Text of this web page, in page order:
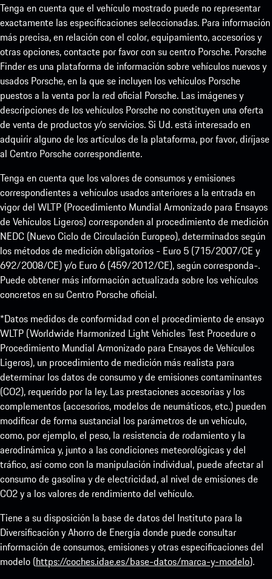
Tenga en cuenta que el vehículo mostrado puede no representar
exactamente las especificaciones seleccionadas. Para información
más precisa, en relación con el color, equipamiento, accesorios y
otras opciones, contacte por favor con su centro Porsche. Porsche
Finder es una plataforma de información sobre vehículos nuevos y
usados Porsche, en la que se incluyen los vehículos Porsche
puestos a la venta por la red oficial Porsche. Las imágenes y
descripciones de los vehículos Porsche no constituyen una oferta
de venta de productos y/o servicios. Si Ud. está interesado en
adquirir alguno de los artículos de la plataforma, por favor, diríjase
al Centro Porsche correspondiente.
Tenga en cuenta que los valores de consumos y emisiones
correspondientes a vehículos usados anteriores a la entrada en
vigor del WLTP (Procedimiento Mundial Armonizado para Ensayos
de Vehículos Ligeros) corresponden al procedimiento de medición
NEDC (Nuevo Ciclo de Circulación Europeo), determinados según
los métodos de medición obligatorios - Euro 5 (715/2007/CE y
692/2008/CE) y/o Euro 6 (459/2012/CE), según corresponda-.
Puede obtener más información actualizada sobre los vehículos
concretos en su Centro Porsche oficial.
*Datos medidos de conformidad con el procedimiento de ensayo
WLTP (Worldwide Harmonized Light Vehicles Test Procedure o
Procedimiento Mundial Armonizado para Ensayos de Vehículos
Ligeros), un procedimiento de medición más realista para
determinar los datos de consumo y de emisiones contaminantes
(CO2), requerido por la ley. Las prestaciones accesorias y los
complementos (accesorios, modelos de neumáticos, etc.) pueden
modificar de forma sustancial los parámetros de un vehículo,
como, por ejemplo, el peso, la resistencia de rodamiento y la
aerodinámica y, junto a las condiciones meteorológicas y del
tráfico, así como con la manipulación individual, puede afectar al
consumo de gasolina y de electricidad, al nivel de emisiones de
CO2 y a los valores de rendimiento del vehículo.
Tiene a su disposición la base de datos del Instituto para la
Diversificación y Ahorro de Energía donde puede consultar
información de consumos, emisiones y otras especificaciones del
modelo (https://coches.idae.es/base-datos/marca-y-modelo).